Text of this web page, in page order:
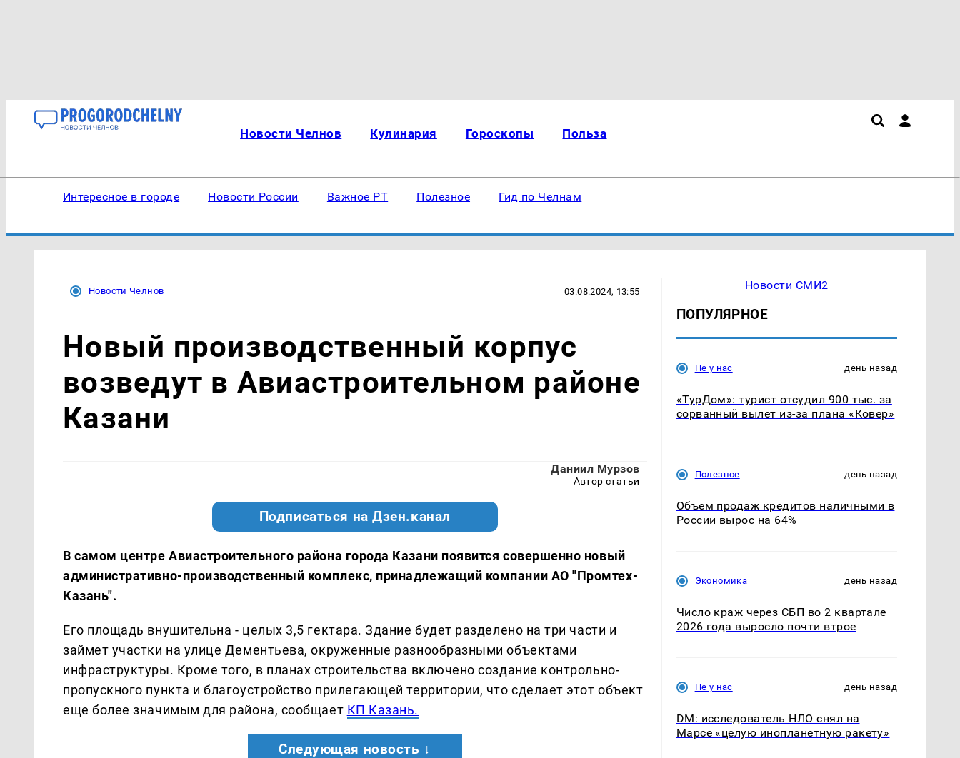
Новости Челнов Кулинария Гороскопы Польза
Интересное в городе Новости России Важное РТ Полезное Гид по Челнам
Новости Челнов 03.08.2024, 13:55
Новый производственный корпус
возведут в Авиастроительном районе
Казани
Даниил Мурзов
Автор статьи
Подписаться на Дзен.канал
В самом центре Авиастроительного района города Казани появится совершенно новый
административно-производственный комплекс, принадлежащий компании АО "Промтех-
Казань".
Его площадь внушительна - целых 3,5 гектара. Здание будет разделено на три части и
займет участки на улице Дементьева, окруженные разнообразными объектами
инфраструктуры. Кроме того, в планах строительства включено создание контрольно-
пропускного пункта и благоустройство прилегающей территории, что сделает этот объект
еще более значимым для района, сообщает КП Казань.
Следующая новость ↓
Новости СМИ2
ПОПУЛЯРНОЕ
Не у нас день назад
«ТурДом»: турист отсудил 900 тыс. за
сорванный вылет из-за плана «Ковер»
Полезное день назад
Объем продаж кредитов наличными в
России вырос на 64%
Экономика день назад
Число краж через СБП во 2 квартале
2026 года выросло почти втрое
Не у нас день назад
DM: исследователь НЛО снял на
Марсе «целую инопланетную ракету»